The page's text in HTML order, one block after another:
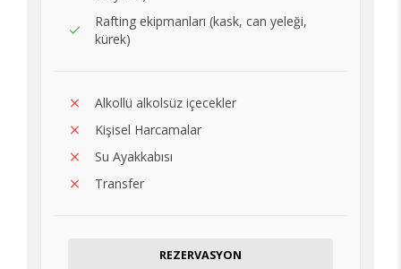
Rafting ekipmanları (kask, can yeleği,
kürek)
Alkollü alkolsüz içecekler
Kişisel Harcamalar
Su Ayakkabısı
Transfer
REZERVASYON